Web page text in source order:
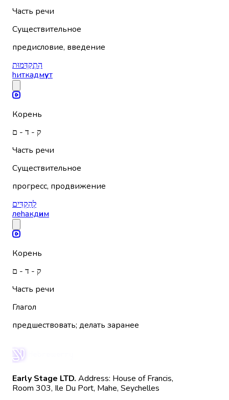
Часть речи
Существительное
предисловие, введение
הִתְקַדְּמוּת
hиткадмут
Корень
ק - ד - ם
Часть речи
Существительное
прогресс, продвижение
לְהַקְדִּים
леhакдим
Корень
ק - ד - ם
Часть речи
Глагол
предшествовать; делать заранее
Early Stage LTD. Address: House of Francis,
Room 303, Ile Du Port, Mahe, Seychelles